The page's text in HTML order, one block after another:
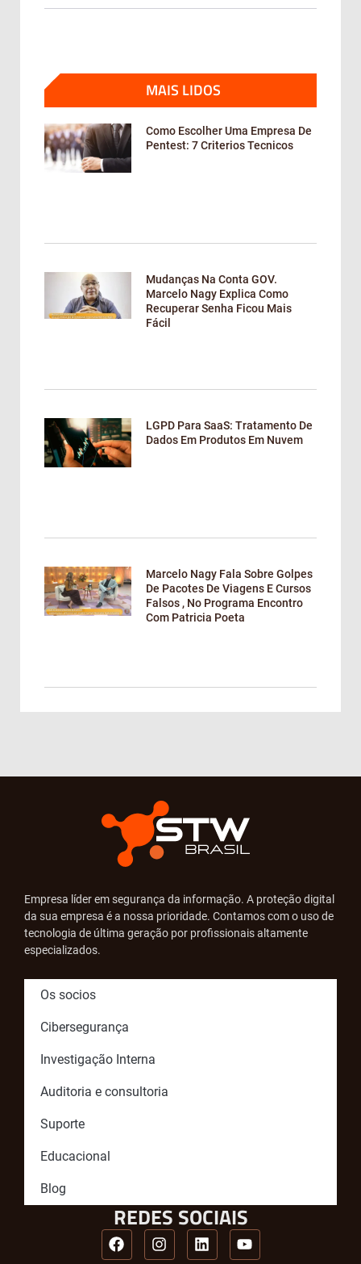
MAIS LIDOS
Como Escolher Uma Empresa De
Pentest: 7 Criterios Tecnicos
Mudanças Na Conta GOV.
Marcelo Nagy Explica Como
Recuperar Senha Ficou Mais
Fácil
LGPD Para SaaS: Tratamento De
Dados Em Produtos Em Nuvem
Marcelo Nagy Fala Sobre Golpes
De Pacotes De Viagens E Cursos
Falsos , No Programa Encontro
Com Patricia Poeta
Empresa líder em segurança da informação. A proteção digital
da sua empresa é a nossa prioridade. Contamos com o uso de
tecnologia de última geração por profissionais altamente
especializados.
Os socios
Cibersegurança
Investigação Interna
Auditoria e consultoria
Suporte
Educacional
Blog
REDES SOCIAIS